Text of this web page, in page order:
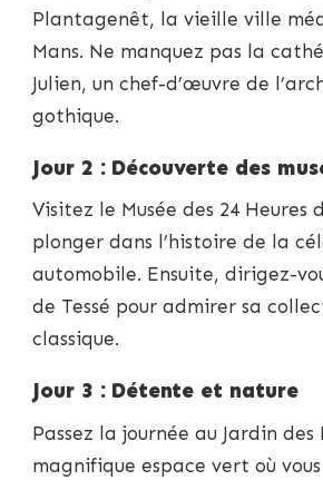
Plantagenêt, la vieille ville
Mans. Ne manquez pas la
Julien, un chef-d’œuvre de
gothique.
Jour 2 : Découverte des
Visitez le Musée des 24 Heures
plonger dans l’histoire de la
automobile. Ensuite, dirigez-
de Tessé pour admirer sa
classique.
Jour 3 : Détente et nature
Passez la journée au Jardin des
magnifique espace vert où